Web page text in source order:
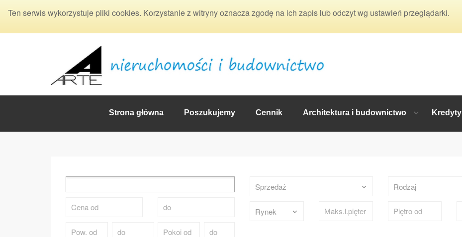
Ten serwis wykorzystuje pliki cookies. Korzystanie z witryny oznacza zgodę na ich zapis lub odczyt wg ustawień przeglądarki.
Strona główna Poszukujemy Cennik Architektura i budownictwo Kredyty
Sprzedaż
Rynek
Rodzaj